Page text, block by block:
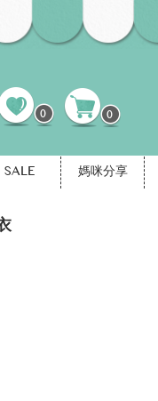
0
0
SALE 媽咪分享